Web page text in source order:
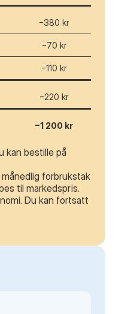
−380 kr
−70 kr
−110 kr
−220 kr
−1 200 kr
kan bestille på
forbrukstak
til markedspris.
Du kan fortsatt